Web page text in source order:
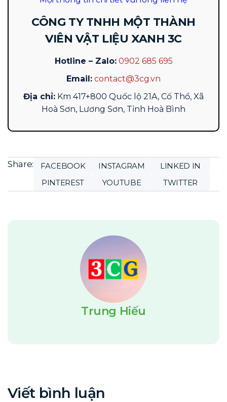
CÔNG TY TNHH MỘT THÀNH
VIÊN VẬT LIỆU XANH 3C
Hotline – Zalo: 0902 685 695
Email: contact@3cg.vn
Địa chỉ: Km 417+800 Quốc lộ 21A, Cố Thổ, Xã
Hoà Sơn, Lương Sơn, Tỉnh Hoà Bình
Share: FACEBOOK INSTAGRAM
LINKED IN
PINTEREST
YOUTUBE TWITTER
Trung Hiếu
Viết bình luận